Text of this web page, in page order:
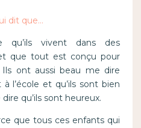
dit que…
vivent dans des
que tout est conçu pour
ont aussi beau me dire
à l’école et qu’ils sont bien
qu’ils sont heureux.
que tous ces enfants qui